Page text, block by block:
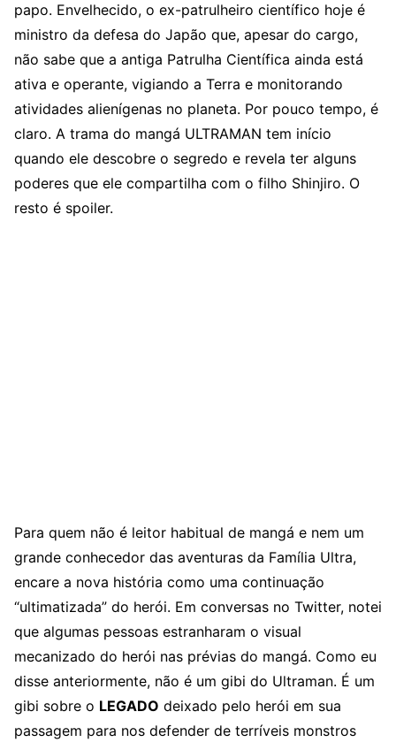
papo. Envelhecido, o ex-patrulheiro científico hoje é
ministro da defesa do Japão que, apesar do cargo,
não sabe que a antiga Patrulha Científica ainda está
ativa e operante, vigiando a Terra e monitorando
atividades alienígenas no planeta. Por pouco tempo, é
claro. A trama do mangá ULTRAMAN tem início
quando ele descobre o segredo e revela ter alguns
poderes que ele compartilha com o filho Shinjiro. O
resto é spoiler.
Para quem não é leitor habitual de mangá e nem um
grande conhecedor das aventuras da Família Ultra,
encare a nova história como uma continuação
“ultimatizada” do herói. Em conversas no Twitter, notei
que algumas pessoas estranharam o visual
mecanizado do herói nas prévias do mangá. Como eu
disse anteriormente, não é um gibi do Ultraman. É um
gibi sobre o LEGADO deixado pelo herói em sua
passagem para nos defender de terríveis monstros